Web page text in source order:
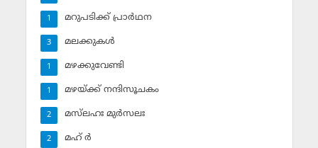
മറുപടിക്ക് പ്രാര്‍ഥന
1
മലക്കുകള്‍
3
മഴക്കുവേണ്ടി
1
മഴയ്ക്ക് നന്ദിസൂചകം
1
മസ്‌ലഹഃ മുര്‍സലഃ
2
മഹ് ര്‍
2